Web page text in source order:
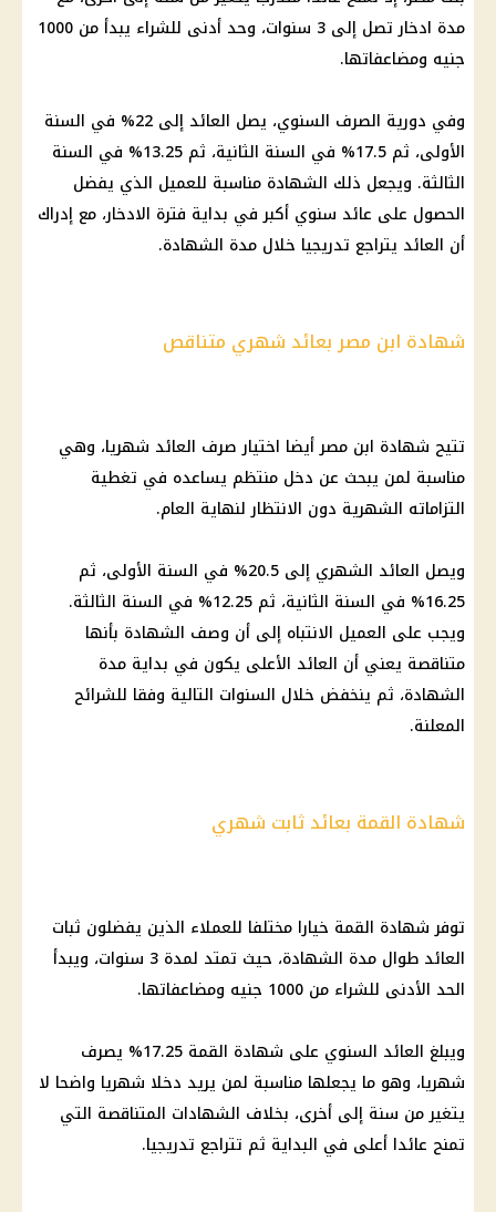
مدة ادخار
تصل إلى 3 سنوات، وحد أدنى للشراء يبدأ من 1000
جنيه ومضاعفاتها.
وفي دورية الصرف السنوي، يصل العائد إلى 22% في السنة
الأولى، ثم 17.5% في السنة الثانية، ثم 13.25% في السنة
الثالثة. ويجعل ذلك الشهادة مناسبة للعميل الذي يفضل
الحصول على عائد سنوي أكبر في بداية فترة الادخار، مع إدراك
أن العائد يتراجع تدريجيا خلال مدة الشهادة.
شهادة ابن مصر بعائد شهري متناقص
تتيح شهادة ابن مصر أيضا اختيار صرف العائد شهريا، وهي
مناسبة لمن يبحث عن دخل منتظم يساعده في تغطية
التزاماته الشهرية دون الانتظار لنهاية العام.
ويصل العائد الشهري
إلى 20.5% في السنة الأولى، ثم
16.25% في السنة الثانية، ثم 12.25% في السنة الثالثة.
ويجب على العميل الانتباه إلى أن وصف الشهادة بأنها
متناقصة يعني أن العائد الأعلى يكون في بداية مدة
الشهادة، ثم ينخفض خلال السنوات التالية وفقا للشرائح
المعلنة.
شهادة القمة بعائد ثابت شهري
توفرشهادة القمة خيارا مختلفا للعملاء الذين يفضلون ثبات
العائد طوال مدة الشهادة، حيث تمتد لمدة 3 سنوات، ويبدأ
الحد الأدنى للشراء من 1000 جنيه ومضاعفاتها.
ويبلغ العائد السنوي على شهادة القمة
17.25% يصرف
شهريا، وهو ما يجعلها مناسبة لمن يريد دخلا شهريا واضحا لا
يتغير من سنة إلى أخرى، بخلاف الشهادات المتناقصة التي
تمنح عائدا أعلى في البداية ثم تتراجع تدريجيا.